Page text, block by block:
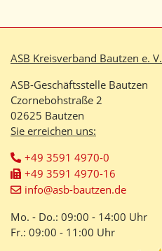
ASB Kreisverband Bautzen e. V.
ASB-Geschäftsstelle Bautzen
Czornebohstraße 2
02625 Bautzen
Sie erreichen uns:
+49 3591 4970-0
+49 3591 4970-16
info@asb-bautzen.de
Mo. - Do.: 09:00 - 14:00 Uhr
Fr.: 09:00 - 11:00 Uhr